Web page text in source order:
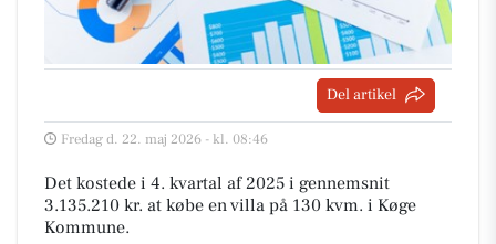
Del artikel
Fredag d. 22. maj 2026 - kl. 08:46
Det kostede i 4. kvartal af 2025 i gennemsnit
3.135.210 kr. at købe en villa på 130 kvm. i Køge
Kommune.